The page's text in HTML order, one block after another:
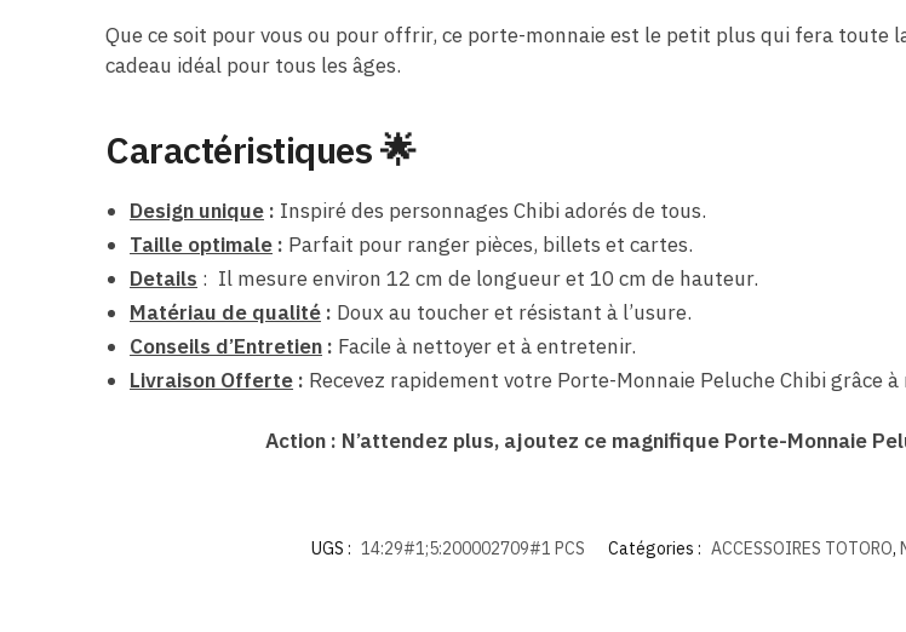
Que ce soit pour vous ou pour offrir, ce porte-monnaie est le petit plus qui fera toute
cadeau idéal pour tous les âges.
Caractéristiques 🌟
Design unique : Inspiré des personnages Chibi adorés de tous.
Taille optimale : Parfait pour ranger pièces, billets et cartes.
Details : Il mesure environ 12 cm de longueur et 10 cm de hauteur.
Matériau de qualité : Doux au toucher et résistant à l’usure.
Conseils d’Entretien : Facile à nettoyer et à entretenir.
Livraison Offerte : Recevez rapidement votre Porte-Monnaie Peluche Chibi grâce
Action : N’attendez plus, ajoutez ce magnifique Porte-Monnaie
UGS : 14:29#1;5:200002709#1 PCS Catégories : ACCESSOIRES TOTORO,